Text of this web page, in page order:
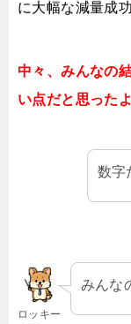
に大幅な減量成
中々、みんなの
い点だと思ったよ
数字
ロッキー
みんな